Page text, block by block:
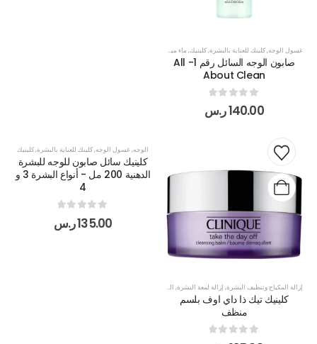
غسول الوجه,كلينك للعناية بالبشرة,كلينيك, ماء ميسيلار
صابون الوجه السائل رقم 1- All
About Clean
0
out of 5
140.00ر.س
إزالة المكياج وتنظيف البشرة, إزالة لمعة البشرة, العناية بالبشرة
كلينيك تيك ذا داي اوف بلسم
منظف
0
out of 5
الوجه,غسول الوجه,كلينك للعناية بالبشرة,كلينيك
كلينيك سائل صابون للوجه للبشرة
الدهنية 200 مل - أنواع البشرة 3 و
4
0
out of 5
135.00ر.س